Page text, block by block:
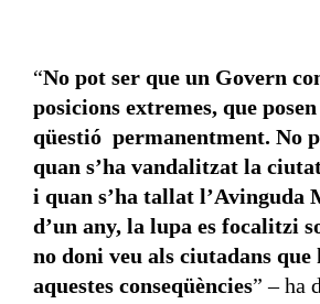
“No pot ser que un Govern
posicions extremes, que
qüestió permanentment. No
quan s’ha vandalitzat la
i quan s’ha tallat l’Avinguda
d’un any, la lupa es focalitzi
no doni veu als ciutadans
aquestes conseqüències” – ha